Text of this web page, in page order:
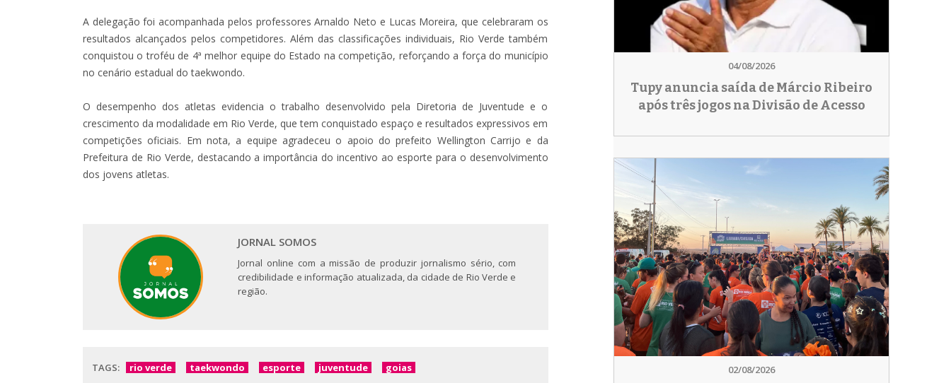
A delegação foi acompanhada pelos professores Arnaldo Neto e Lucas Moreira, que celebraram os
resultados alcançados pelos competidores. Além das classificações individuais, Rio Verde também
conquistou o troféu de 4ª melhor equipe do Estado na competição, reforçando a força do município
no cenário estadual do taekwondo.
O desempenho dos atletas evidencia o trabalho desenvolvido pela Diretoria de Juventude e o
crescimento da modalidade em Rio Verde, que tem conquistado espaço e resultados expressivos em
competições oficiais. Em nota, a equipe agradeceu o apoio do prefeito Wellington Carrijo e da
Prefeitura de Rio Verde, destacando a importância do incentivo ao esporte para o desenvolvimento
dos jovens atletas.
JORNAL SOMOS
Jornal online com a missão de produzir jornalismo sério, com
credibilidade e informação atualizada, da cidade de Rio Verde e
região.
TAGS: rio verde taekwondo esporte juventude goias
04/08/2026
Tupy anuncia saída de Márcio Ribeiro
após três jogos na Divisão de Acesso
02/08/2026